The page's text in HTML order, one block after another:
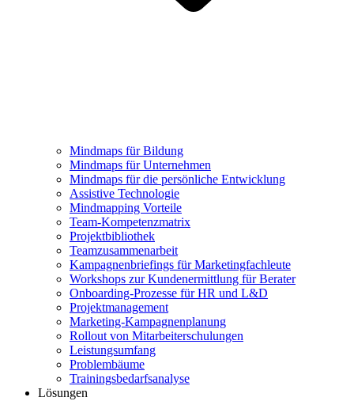
Mindmaps für Bildung
Mindmaps für Unternehmen
Mindmaps für die persönliche Entwicklung
Assistive Technologie
Mindmapping Vorteile
Team-Kompetenzmatrix
Projektbibliothek
Teamzusammenarbeit
Kampagnenbriefings für Marketingfachleute
Workshops zur Kundenermittlung für Berater
Onboarding-Prozesse für HR und L&D
Projektmanagement
Marketing-Kampagnenplanung
Rollout von Mitarbeiterschulungen
Leistungsumfang
Problembäume
Trainingsbedarfsanalyse
Lösungen